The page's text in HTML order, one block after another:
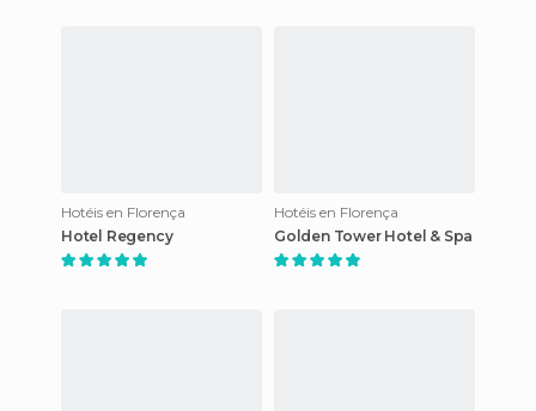
Hotéis en Florença
Hotel Regency
Hotéis en Florença
Golden Tower Hotel & Spa